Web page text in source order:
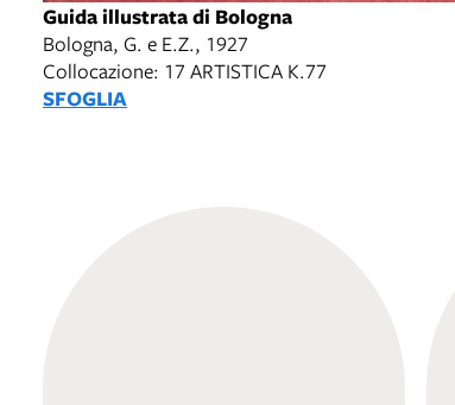
Guida illustrata di Bologna
Bologna, G. e E.Z., 1927
Collocazione: 17 ARTISTICA K.77
SFOGLIA